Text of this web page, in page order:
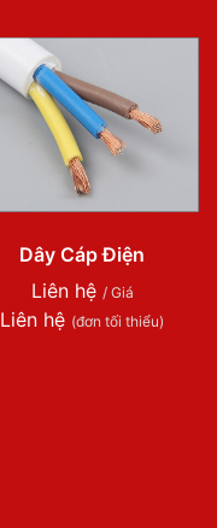
Dây Cáp Điện
Liên hệ / Giá
Liên hệ (đơn tối thiểu)